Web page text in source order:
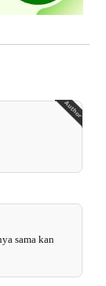
sama kan